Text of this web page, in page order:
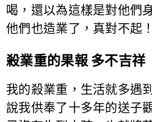
喝，還以為這樣是對他們
他們也造業了，真對不起！
殺業重的果報 多不吉祥
我的殺業重，生活就多遇
說我供奉了十多年的送子